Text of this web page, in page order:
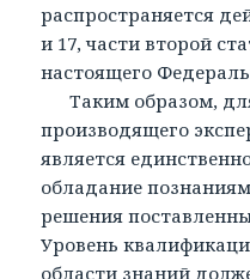
распространяется
и 17, части второй
настоящего
Таким образом,
производящего
является
обладание
решения
Уровень
области знаний